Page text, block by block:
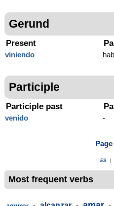
Gerund
Present
viniendo
Participle
Participle past
venido -
ES
Most frequent verbs